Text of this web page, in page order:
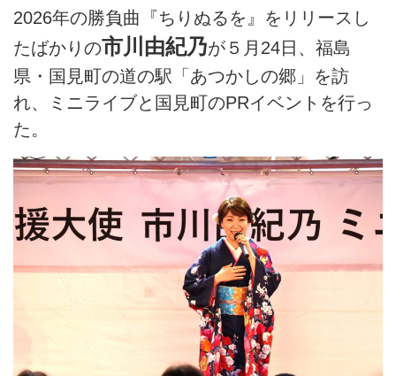
2026年の勝負曲『ちりぬるを』をリリースし
たばかりの市川由紀乃が５月24日、福島
県・国見町の道の駅「あつかしの郷」を訪
れ、ミニライブと国見町のPRイベントを行っ
た。